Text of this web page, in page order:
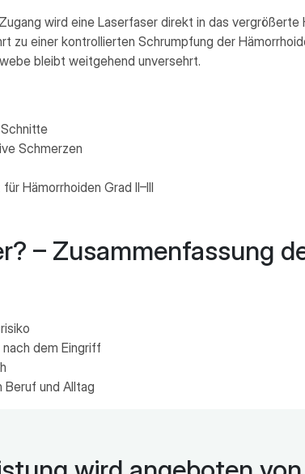
wird eine Laserfaser direkt in das
zu einer kontrollierten Schrumpfung der
bleibt weitgehend unversehrt.
Schmerzen
Hämorrhoiden Grad II–III
– Zusammenfassung
dem Eingriff
Beruf und Alltag